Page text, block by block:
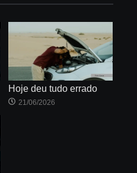
Hoje deu tudo errado
21/06/2026